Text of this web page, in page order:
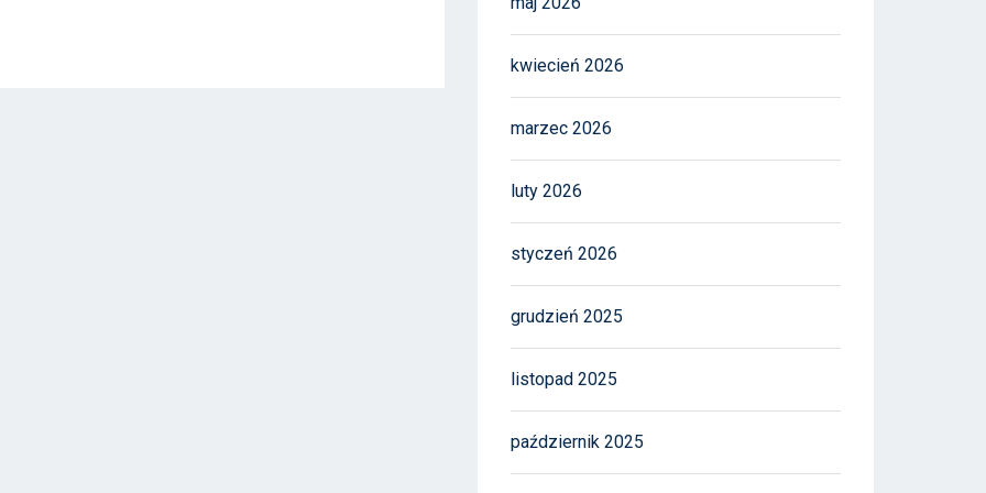
kwiecień 2026
marzec 2026
luty 2026
styczeń 2026
grudzień 2025
listopad 2025
październik 2025